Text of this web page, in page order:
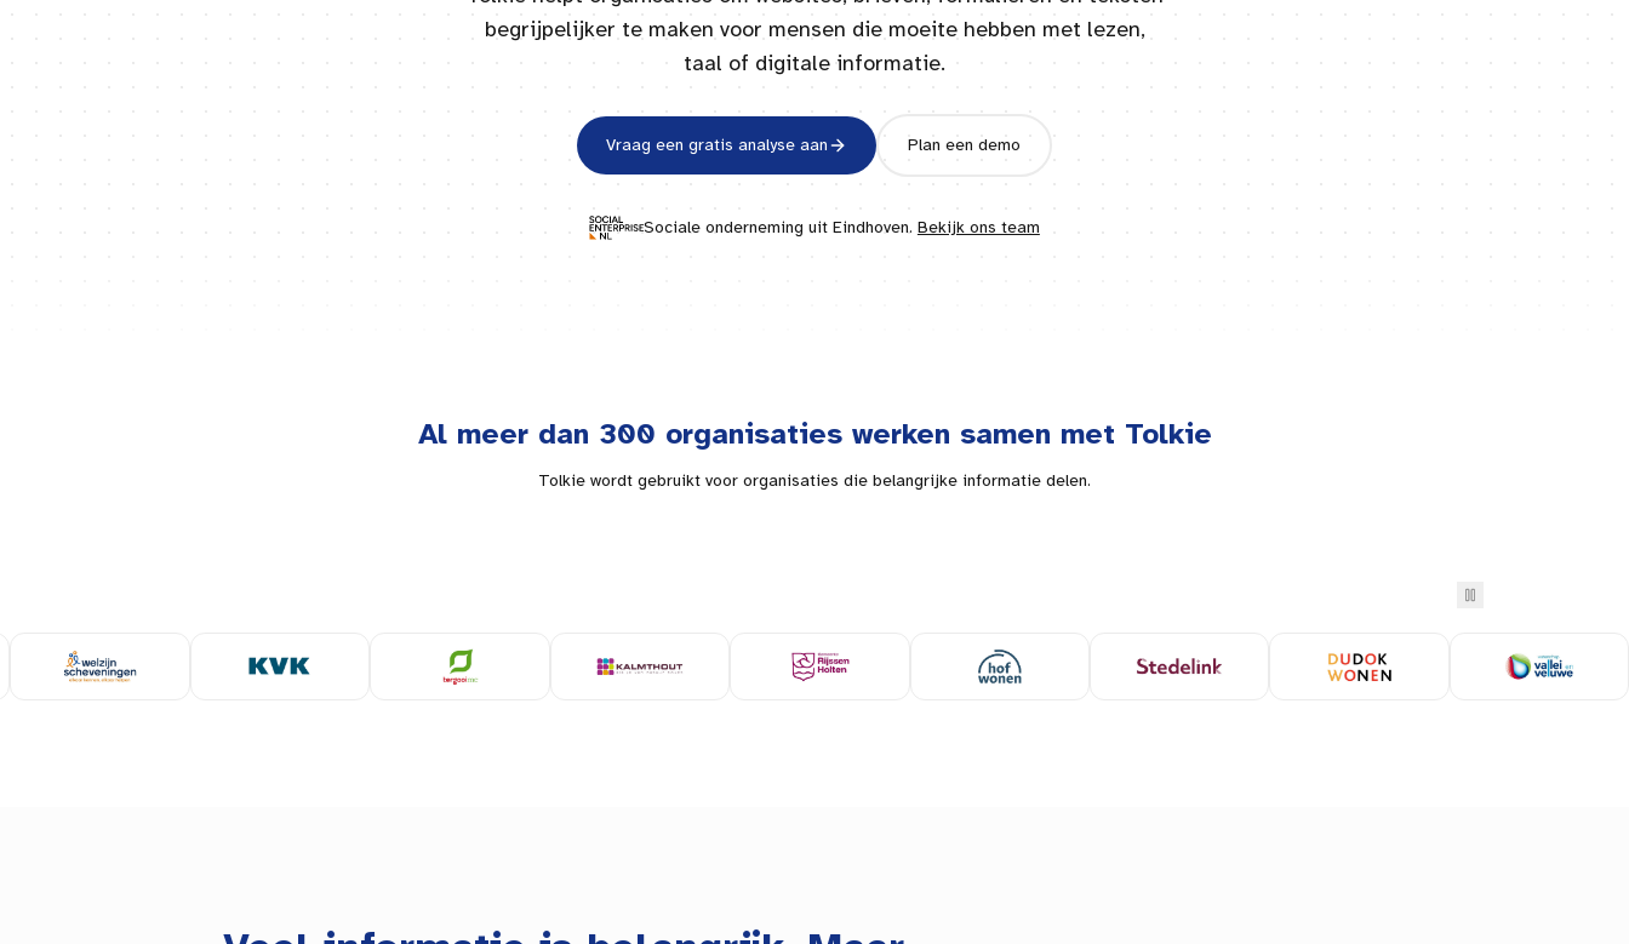
begrijpelijker te maken voor mensen die moeite hebben met lezen,
taal of digitale informatie.
Vraag een gratis analyse aan Plan een demo
Sociale onderneming uit Eindhoven. Bekijk ons team
Al meer dan 300 organisaties werken samen met Tolkie
Tolkie wordt gebruikt voor organisaties die belangrijke informatie delen.